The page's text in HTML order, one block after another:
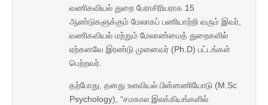
வணிகவியல் துறை பேராசிரியராக 15
ஆண்டுகளுக்கும் மேலாகப் பணியாற்றி வரும் இவர்,
வணிகவியல் மற்றும் மேலாண்மைத் துறைகளில்
ஏற்கனவே இரண்டு முனைவர் (Ph.D) பட்டங்கள்
பெற்றவர்.
தற்போது, தனது உளவியல் பின்னணியோடு (M.Sc
Psychology), “சமகால இலக்கியங்களில்